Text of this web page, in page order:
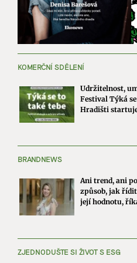
KOMERČNÍ SDĚLENÍ
Udržitelnost,
Festival Týká
Hradišti
BRANDNEWS
Ani trend, ani
způsob, jak
její hodnotu,
ZJEDNODUŠTE SI ŽIVOT S ESG